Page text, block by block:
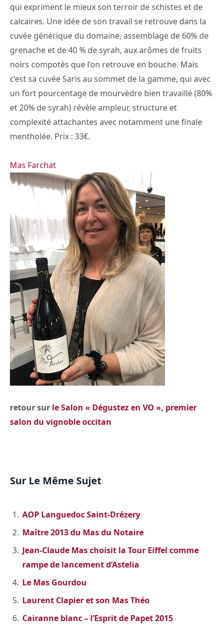
qui expriment le mieux son terroir de schistes et de
calcaires. Une idée de son travail se retrouve dans la
cuvée générique du domaine, assemblage de 60% de
grenache et de 40 % de syrah, aux arômes de fruits
noirs compotés que l’on retrouve en bouche. Mais
c’est sa cuvée Saris au sommet de la gamme, qui avec
un fort pourcentage de mourvèdre bien travaillé (80%
et 20% de syrah) révèle ampleur, structure et
complexité attachantes avec notamment une finale
mentholée. Prix : 33€.
Mas Farchat
retour sur le Salon « Dégustez en VO », premier
salon du vignoble occitan
Sur Le Même Sujet
AOP Languedoc Saint-Drézery
Maître 2013 du Mas du Notaire
Jean-Claude Mas choisit la Tour Eiffel comme
rampe de lancement d’Astelia
Le Mas Gourdou
Laurent Clapier et son Mas Théo
Cairanne blanc – l’Esprit de Papet 2015